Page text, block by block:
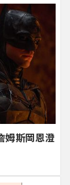
姆斯岡恩澄